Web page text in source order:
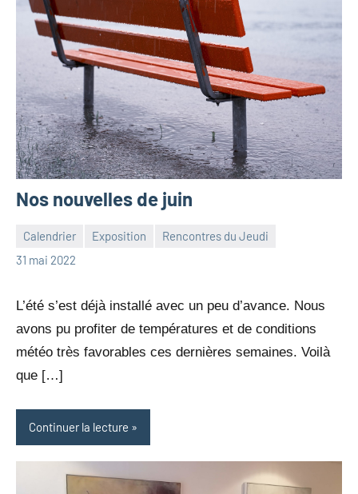
Nos nouvelles de juin
Calendrier Exposition
Rencontres du Jeudi
31 mai 2022
jean-
leresche
Aucun
L’été s’est déjà installé avec un peu d’avance. Nous
avons pu profiter de températures et de conditions
météo très favorables ces dernières semaines. Voilà
que […]
Continuer la lecture